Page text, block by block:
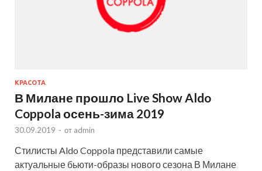
КРАСОТА
В Милане прошло Live Show Aldo
Coppola осень-зима 2019
30.09.2019 - от admin
Стилисты Aldo Coppola представили самые
актуальные бьюти-образы нового сезона В Милане